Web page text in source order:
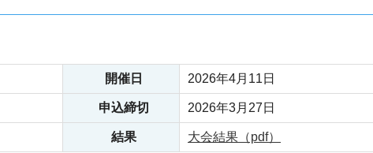
開催日 2026年4月11日
申込締切 2026年3月27日
結果 大会結果（pdf）